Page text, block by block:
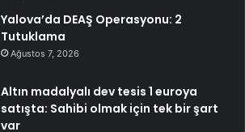
Yalova’da DEAŞ Operasyonu: 2
Tutuklama
Ağustos 7, 2026
Altın madalyalı dev tesis 1 euroya
satışta: Sahibi olmak için tek bir şart
var